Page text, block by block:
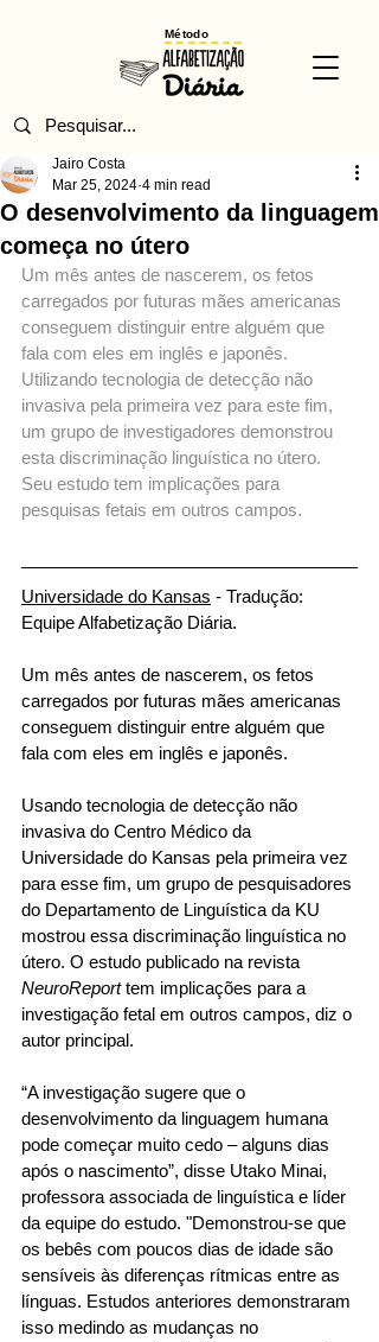
Método
O desenvolvimento da linguagem
começa no útero
Jairo Costa
Mar 25, 2024 4 min read
Um mês antes de nascerem, os fetos
carregados por futuras mães americanas
conseguem distinguir entre alguém que
fala com eles em inglês e japonês.
Utilizando tecnologia de detecção não
invasiva pela primeira vez para este fim,
um grupo de investigadores demonstrou
esta discriminação linguística no útero.
Seu estudo tem implicações para
pesquisas fetais em outros campos.
Universidade do Kansas - Tradução:
Equipe Alfabetização Diária.
Um mês antes de nascerem, os fetos
carregados por futuras mães americanas
conseguem distinguir entre alguém que
fala com eles em inglês e japonês.
Usando tecnologia de detecção não
invasiva do Centro Médico da
Universidade do Kansas pela primeira vez
para esse fim, um grupo de pesquisadores
do Departamento de Linguística da KU
mostrou essa discriminação linguística no
útero. O estudo publicado na revista
NeuroReport tem implicações para a
investigação fetal em outros campos, diz o
autor principal.
“A investigação sugere que o
desenvolvimento da linguagem humana
pode começar muito cedo – alguns dias
após o nascimento”, disse Utako Minai,
professora associada de linguística e líder
da equipe do estudo. "Demonstrou-se que
os bebês com poucos dias de idade são
sensíveis às diferenças rítmicas entre as
línguas. Estudos anteriores demonstraram
isso medindo as mudanças no